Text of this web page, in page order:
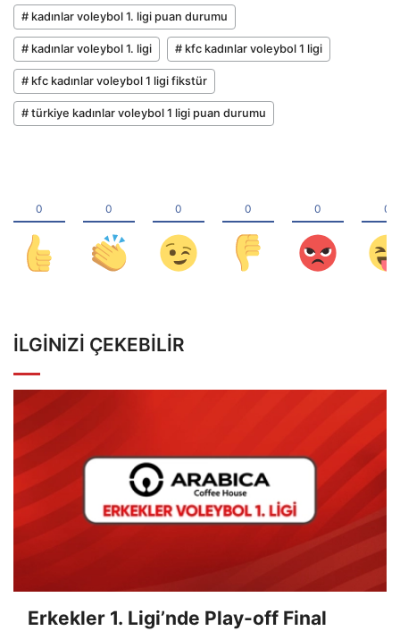
# kadınlar voleybol 1. ligi puan durumu
# kadınlar voleybol 1. ligi # kfc kadınlar voleybol 1 ligi
# kfc kadınlar voleybol 1 ligi fikstür
# türkiye kadınlar voleybol 1 ligi puan durumu
İLGINIZI ÇEKEBILIR
Erkekler 1. Ligi’nde Play-off Final